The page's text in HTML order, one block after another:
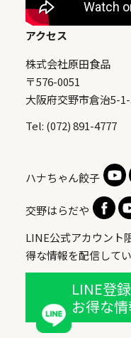
アクセス
株式会社原田食品
〒576-0051
大阪府交野市倉治5-
Tel: (072) 891-4777
ハナちゃん餃子
交野はらだや
LINE公式アカウント
得な情報を配信してい
LINE登
お得な